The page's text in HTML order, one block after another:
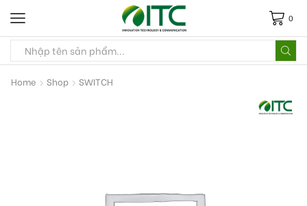
0
Home Shop SWITCH